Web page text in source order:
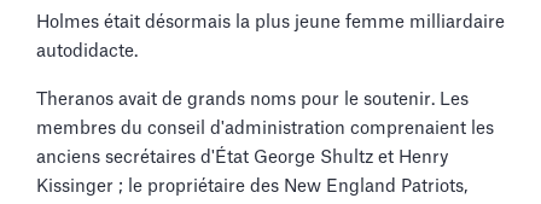
Holmes était désormais la plus jeune femme milliardaire
autodidacte.
Theranos avait de grands noms pour le soutenir. Les
membres du conseil d'administration comprenaient les
anciens secrétaires d'État George Shultz et Henry
Kissinger ; le propriétaire des New England Patriots,